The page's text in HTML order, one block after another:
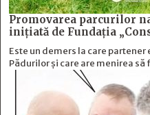
Promovarea parcurilor
inițiată de Fundația
Este un demers la care
Pădurilor și care are menirea